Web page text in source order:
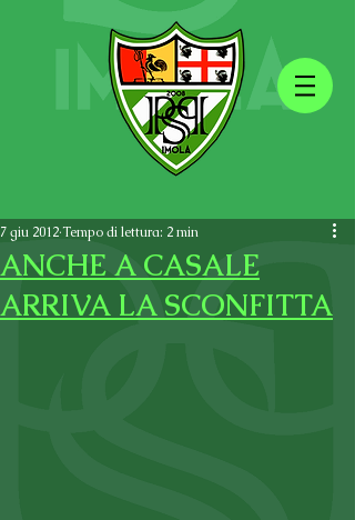
ANCHE A CASALE
ARRIVA LA SCONFITTA
7 giu 2012Tempo di lettura: 2 min